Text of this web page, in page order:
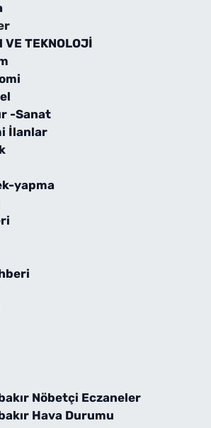
VE TEKNOLOJİ
-Sanat
İlanlar
yapma
Nöbetçi Eczaneler
Hava Durumu